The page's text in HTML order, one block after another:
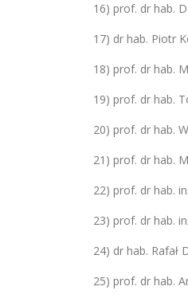
16) prof. dr hab.
17) dr hab. Piotr
18) prof. dr hab.
19) prof. dr hab.
20) prof. dr hab.
21) prof. dr hab.
22) prof. dr hab.
23) prof. dr hab.
24) dr hab. Rafał
25) prof. dr hab.